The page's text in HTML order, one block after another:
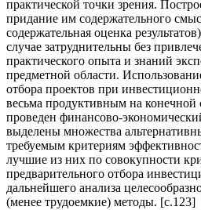
практической точки зрения.
придание им содержательного
содержательная оценка
случае затруднительны без
практического опыта и знаний
предметной области.
отбора проектов при
весьма продуктивным на конечной
проведен финансово-
выделены множества
требуемым критериям
лучшие из них по совокупности
предварительного отбора
дальнейшего анализа
(менее трудоемкие) методы. [c.123]